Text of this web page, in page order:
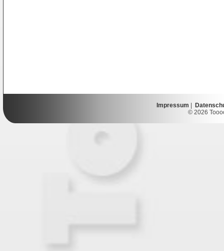
Impressum
© 2026